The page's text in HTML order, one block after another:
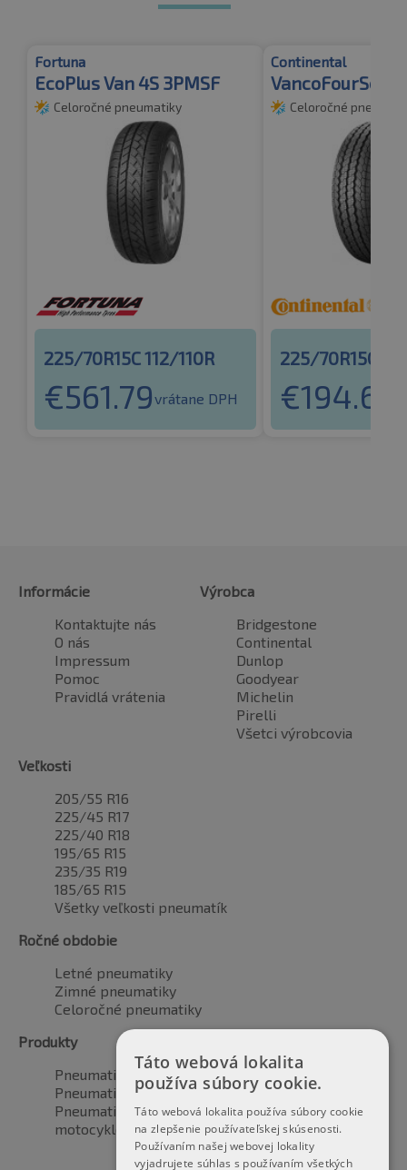
Fortuna
EcoPlus Van 4S 3PMSF
Celoročné pneumatiky
225/70R15C 112/110R
€561.79vrátane DPH
Continental
Celoročné
225/70R15C
€194.62
Informácie
Kontaktujte nás
O nás
Impressum
Pomoc
Pravidlá vrátenia
Výrobca
Bridgestone
Continental
Dunlop
Goodyear
Michelin
Pirelli
Všetci výrobcovia
Veľkosti
205/55 R16
225/45 R17
225/40 R18
195/65 R15
235/35 R19
185/65 R15
Všetky veľkosti pneumatík
Ročné obdobie
Letné pneumatiky
Zimné pneumatiky
Celoročné pneumatiky
Produkty
Pneumatiky pre automobily
Pneumatiky pre SUV / 4x4
Pneumatiky pre dodávku
motocyklové pneumatiky
Táto webová lokalita
používa súbory cookie.
Táto webová lokalita používa súbory cookie
na zlepšenie používateľskej skúsenosti.
Používaním našej webovej lokality
vyjadrujete súhlas s používaním všetkých